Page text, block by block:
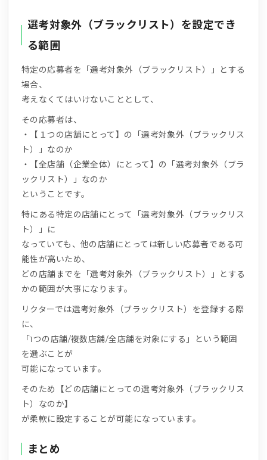
選考対象外（ブラックリスト）を設定でき
る範囲
特定の応募者を「選考対象外（ブラックリスト）」とする
場合、
考えなくてはいけないこととして、
その応募者は、
・【１つの店舗にとって】の「選考対象外（ブラックリス
ト）」なのか
・【全店舗（企業全体）にとって】の「選考対象外（ブラ
ックリスト）」なのか
ということです。
特にある特定の店舗にとって「選考対象外（ブラックリス
ト）」に
なっていても、他の店舗にとっては新しい応募者である可
能性が高いため、
どの店舗までを「選考対象外（ブラックリスト）」とする
かの範囲が大事になります。
リクターでは選考対象外（ブラックリスト）を登録する際
に、
「1つの店舗/複数店舗/全店舗を対象にする」という範囲
を選ぶことが
可能になっています。
そのため【どの店舗にとっての選考対象外（ブラックリス
ト）なのか】
が柔軟に設定することが可能になっています。
まとめ